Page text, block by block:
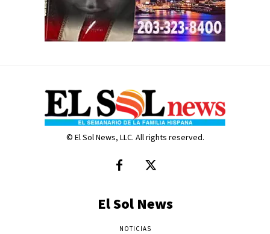
© El Sol News, LLC. All rights reserved.
El Sol News
NOTICIAS